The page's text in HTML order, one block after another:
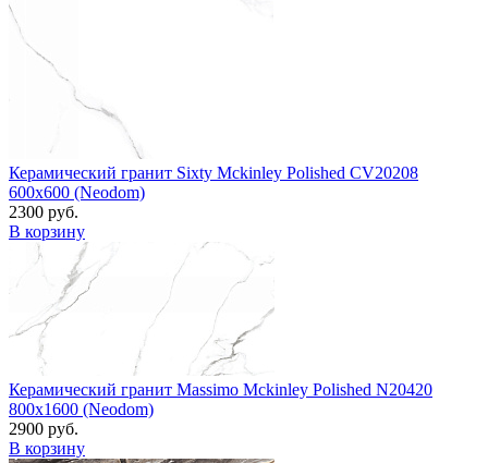
Керамический гранит Sixty Mckinley Polished CV20208
600x600 (Neodom)
2300 руб.
В корзину
Керамический гранит Massimo Mckinley Polished N20420
800x1600 (Neodom)
2900 руб.
В корзину